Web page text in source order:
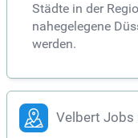
Städte in der
nahegelegene
werden.
Velbert Jobs